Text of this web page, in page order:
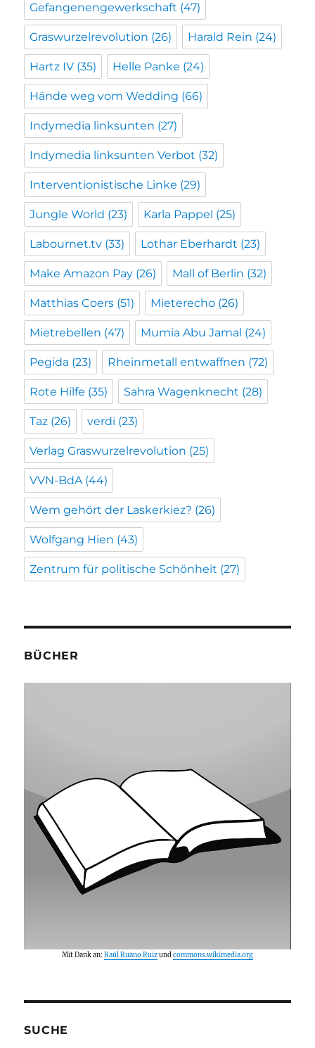
Gefangenengewerkschaft (47)
Graswurzelrevolution (26) Harald Rein (24)
Hartz IV (35) Helle Panke (24)
Hände weg vom Wedding (66)
Indymedia linksunten (27)
Indymedia linksunten Verbot (32)
Interventionistische Linke (29)
Jungle World (23) Karla Pappel (25)
Labournet.tv (33) Lothar Eberhardt (23)
Make Amazon Pay (26) Mall of Berlin (32)
Matthias Coers (51) Mieterecho (26)
Mietrebellen (47) Mumia Abu Jamal (24)
Pegida (23) Rheinmetall entwaffnen (72)
Rote Hilfe (35) Sahra Wagenknecht (28)
Taz (26) verdi (23)
Verlag Graswurzelrevolution (25)
VVN-BdA (44)
Wem gehört der Laskerkiez? (26)
Wolfgang Hien (43)
Zentrum für politische Schönheit (27)
BÜCHER
Mit Dank an:Raúl Ruano Ruizundcommons.wikimedia.org
SUCHE